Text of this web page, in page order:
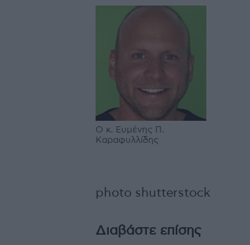
Ο κ. Ευμένης Π.
Καραφυλλίδης
photo shutterstock
Διαβάστε επίσης